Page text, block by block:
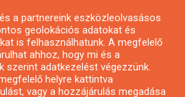
a partnereink eszközleolvasásos
geolokációs adatokat és
is felhasználhatunk. A megfelelő
ahhoz, hogy mi és a
szerint adatkezelést végezzünk.
helyre kattintva
vagy a hozzájárulás megadása